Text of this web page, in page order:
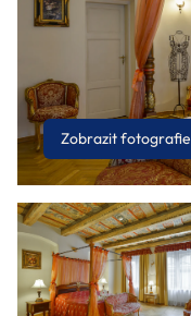
Zobrazit fotografie